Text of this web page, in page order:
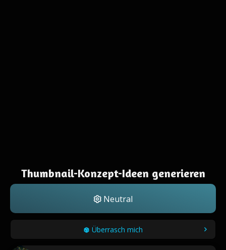
Thumbnail-Konzept-Ideen generieren
Neutral
Überrasch mich